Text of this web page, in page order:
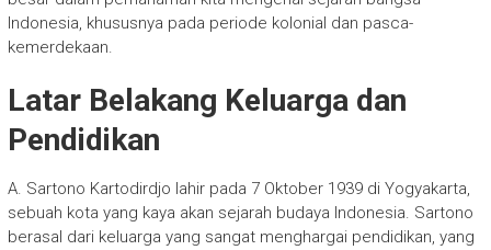
Indonesia, khususnya pada periode kolonial dan pasca-
kemerdekaan.
Latar Belakang Keluarga dan
Pendidikan
A. Sartono Kartodirdjo lahir pada 7 Oktober 1939 di Yogyakarta,
sebuah kota yang kaya akan sejarah budaya Indonesia. Sartono
berasal dari keluarga yang sangat menghargai pendidikan, yang